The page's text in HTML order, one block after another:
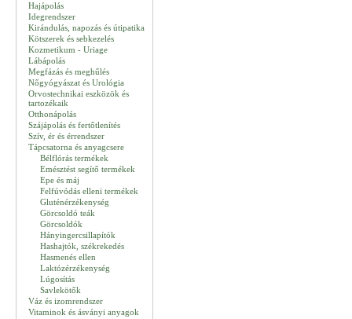
Hajápolás
Idegrendszer
Kirándulás, napozás és útipatika
Kötszerek és sebkezelés
Kozmetikum - Uriage
Lábápolás
Megfázás és meghűlés
Nőgyógyászat és Urológia
Orvostechnikai eszközök és
tartozékaik
Otthonápolás
Szájápolás és fertőtlenítés
Szív, ér és érrendszer
Tápcsatorna és anyagcsere
Bélflórás termékek
Emésztést segítő termékek
Epe és máj
Felfúvódás elleni termékek
Gluténérzékenység
Görcsoldó teák
Görcsoldók
Hányingercsillapítók
Hashajtók, székrekedés
Hasmenés ellen
Laktózérzékenység
Lúgosítás
Savlekötők
Váz és izomrendszer
Vitaminok és ásványi anyagok